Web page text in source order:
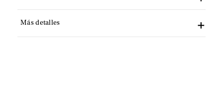
Más detalles